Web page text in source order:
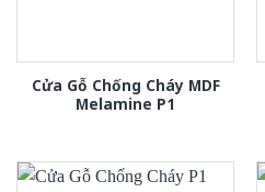
Cửa Gỗ Chống Cháy MDF
Melamine P1